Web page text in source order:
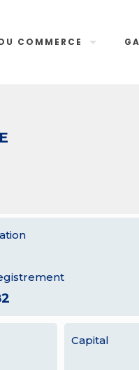
COMMERCE
Capital